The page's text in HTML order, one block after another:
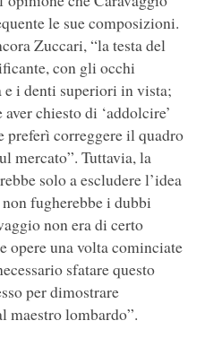
le sue composizioni.
Zuccari, “la testa del
con gli occhi
e i denti superiori in vista;
chiesto di ‘addolcire’
correggere il quadro
mercato”. Tuttavia, la
solo a escludere l’idea
fugherebbe i dubbi
non era di certo
opere una volta cominciate
sfatare questo
per dimostrare
maestro lombardo”.